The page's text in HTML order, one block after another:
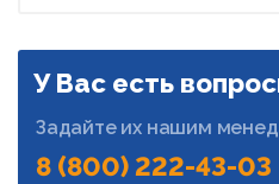
У Вас есть
Задайте их нашим
8 (800) 222-43-03